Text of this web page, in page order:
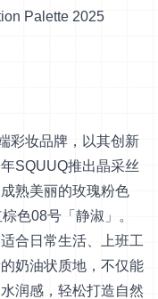
Palette 2025
彩妆品牌，以其创新
SQUUQ推出晶采丝
熟美丽的玫瑰粉色
色08号「静淑」。
合日常生活、上班工
奶油状质地，不仅能
润感，轻松打造自然